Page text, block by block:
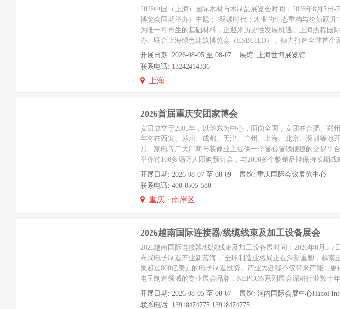
2026中国（上海）国际木材与木制品展览会时间：2026年8月5日
博览会同期举办）主题：“双碳时代：木业的生态重构与价值跃
为唯一可再生的基础材料，正迎来历史性发展机遇。上海杰程国
办、联合上海绿色建筑博览会（ESBUILD），倾力打造全球首个
开展日期: 2026-08-05 至 08-07 展馆: 上海世博展览馆
联系电话: 13242414336
上海
2026首届重庆安团家博会
安团成立于2005年，以华东为中心，面向全国，安团在合肥、郑
年将在西安、苏州、成都、天津、广州、上海、北京、深圳等地
具、家电等广大厂商与装修业主提供一个省心省钱便捷的交易平
举办过100多场万人团购预订会，与2000多个畅销品牌保持长期战
开展日期: 2026-08-07 至 08-09 展馆: 重庆国际会议展览中心
联系电话: 400-0505-580
重庆 · 南岸区
2026越南国际连接器/线缆线束及加工设备展会
2026越南国际连接器/线缆线束及加工设备展时间：2026年8月5-7
布局电子制造产业新蓝海，'全球制造业格局正在深刻重塑，越南
集超过800亿美元的电子制造投资。产业大迁移不仅带来产能，
电子制造领域的专业展会品牌，NEPCON系列展会深耕行业数十
开展日期: 2026-08-05 至 08-07 展馆: 河内国际会展中心Hanoi
联系电话: 13918474775 13918474775